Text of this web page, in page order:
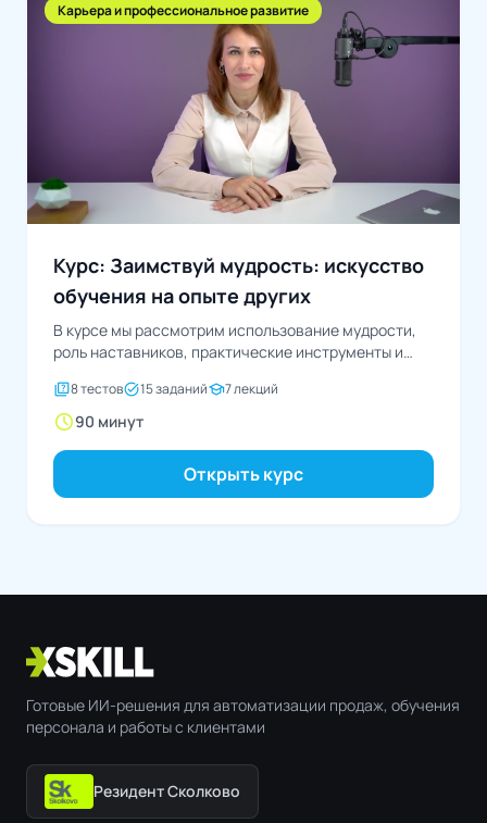
Карьера и профессиональное развитие
Курс: Заимствуй мудрость: искусство
обучения на опыте других
В курсе мы рассмотрим использование мудрости,
роль наставников, практические инструменты и
quiz8 тестовtask_alt15 заданийschool7 лекций
schedule90 минут
Открыть курс
Готовые ИИ-решения для автоматизации продаж, обучения
персонала и работы с клиентами
Резидент Сколково